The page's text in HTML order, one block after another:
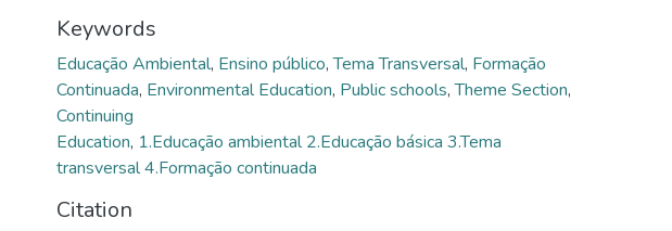
Keywords
Educação Ambiental, Ensino público,Tema Transversal, Formação
Continuada, Environmental Education, Public schools,Theme Section,
Continuing
Education, 1.Educação ambiental 2.Educação básica 3.Tema
transversal 4.Formação continuada
Citation